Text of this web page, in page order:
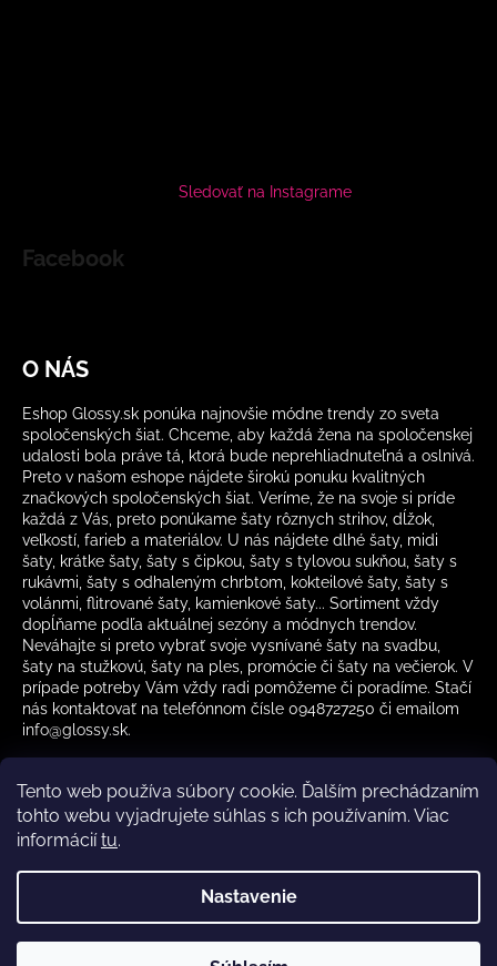
Tento web používa súbory cookie. Ďalším prechádzaním
tohto webu vyjadrujete súhlas s ich používaním. Viac
informáciítu.
Nastavenie
Sledovať na Instagrame
Facebook
O NÁS
Eshop Glossy.sk ponúka najnovšie módne trendy zo sveta
spoločenských šiat. Chceme, aby každá žena na spoločenskej
udalosti bola práve tá, ktorá bude neprehliadnuteľná a oslnivá.
Preto v našom eshope nájdete širokú ponuku kvalitných
značkových spoločenských šiat. Veríme, že na svoje si príde
každá z Vás, preto ponúkame šaty rôznych strihov, dĺžok,
veľkostí, farieb a materiálov. U nás nájdete dlhé šaty, midi
šaty, krátke šaty, šaty s čipkou, šaty s tylovou sukňou, šaty s
rukávmi, šaty s odhaleným chrbtom, kokteilové šaty, šaty s
volánmi, flitrované šaty, kamienkové šaty... Sortiment vždy
dopĺňame podľa aktuálnej sezóny a módnych trendov.
Neváhajte si preto vybrať svoje vysnívané šaty na svadbu,
šaty na stužkovú, šaty na ples, promócie či šaty na večierok. V
prípade potreby Vám vždy radi pomôžeme či poradíme. Stačí
nás kontaktovať na telefónnom čísle 0948727250 či emailom
info@glossy.sk.
Kamenná predajňa otváracia doba CZ